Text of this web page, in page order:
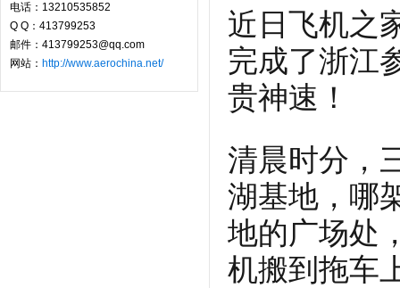
电话：13210535852
Q Q：413799253
邮件：413799253@qq.com
网站： http://www.aerochina.net/
近日飞机之
完成了浙江
贵神速！
清晨时分，
湖基地，哪
地的广场处
机搬到拖车